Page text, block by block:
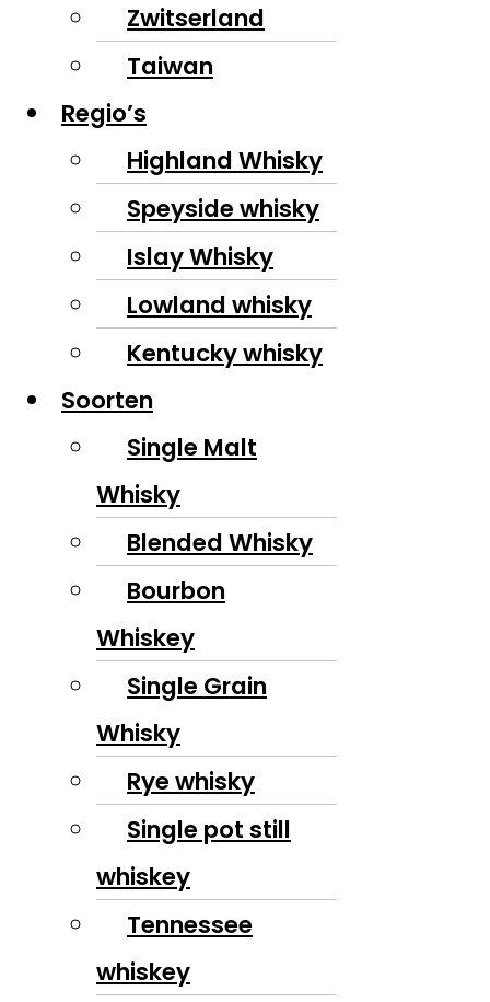
Zwitserland
Taiwan
Regio’s
Highland Whisky
Speyside whisky
Islay Whisky
Lowland whisky
Kentucky whisky
Soorten
Single Malt
Whisky
Blended Whisky
Bourbon
Whiskey
Single Grain
Whisky
Rye whisky
Single pot still
whiskey
Tennessee
whiskey